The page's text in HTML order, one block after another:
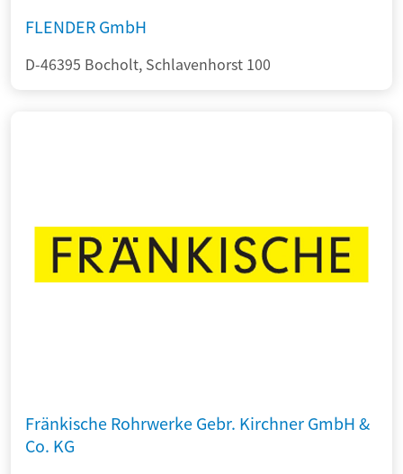
FLENDER GmbH
D-46395 Bocholt, Schlavenhorst 100
Fränkische Rohrwerke Gebr. Kirchner GmbH &
Co. KG